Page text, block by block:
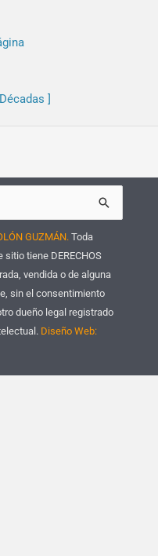
]
GUZMÁN. Toda
tiene DERECHOS
vendida o de alguna
sin el consentimiento
dueño legal registrado
Diseño Web: